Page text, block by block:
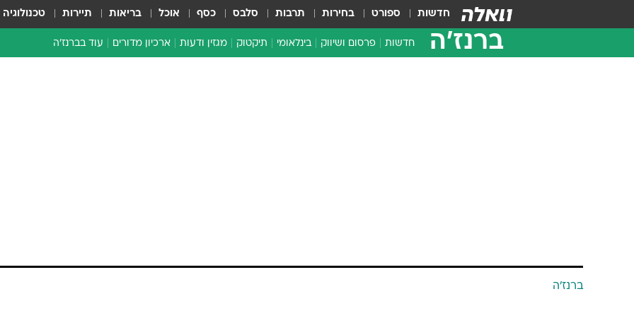
חדשות ספורט בחירות תרבות סלבס כסף אוכל בריאות תיירות טכנולוגיה
ברנז'ה חדשות פרסום ושיווק בינלאומי תיקטוק מגזין ודעות ארכיון מדורים עוד בברנז'ה
ברנז'ה